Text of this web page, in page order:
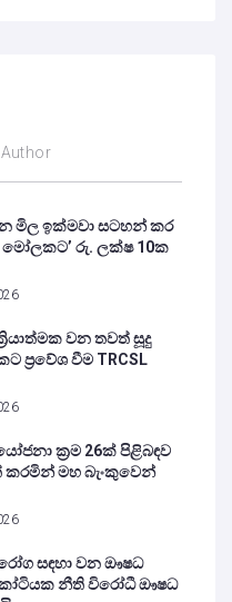
මිල ඉක්මවා සටහන් කර
රු. ලක්ෂ 10ක
වන තවත් සූදු
ප්‍රවේශ වීම TRCSL
ක්‍රම 26ක් පිළිබඳව
කරමින් මහ බැංකුවෙන්
සඳහා වන ඖෂධ
නීති විරෝධී ඖෂධ